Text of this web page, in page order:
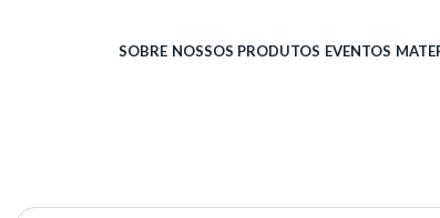
SOBRE NOSSOS PRODUTOS EVENTOS